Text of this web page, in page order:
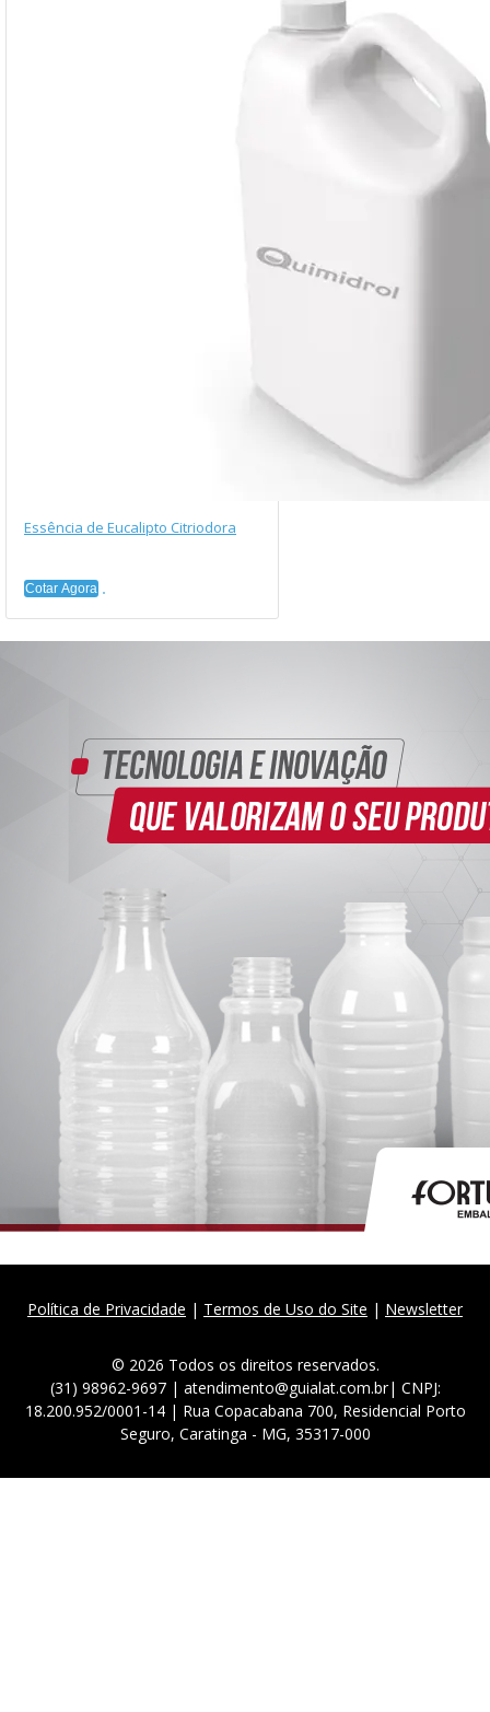
Essência de Eucalipto Citriodora
Cotar Agora
Política de Privacidade | Termos de Uso do Site | Newsletter
© 2026 Todos os direitos reservados.
(31) 98962-9697 | atendimento@guialat.com.br| CNPJ:
18.200.952/0001-14 | Rua Copacabana 700, Residencial Porto
Seguro, Caratinga - MG, 35317-000